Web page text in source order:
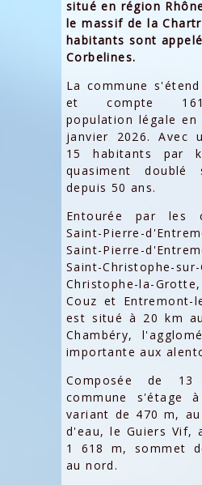
situé en région
le massif de la
habitants sont
Corbelines.
La commune
et compte
population légale
janvier 2026. Avec
15 habitants par
quasiment doublé
depuis 50 ans.
Entourée par les
Saint-Pierre-
Saint-Pierre-
Saint-Christophe-
Christophe-la-
Couz et Entremont-
est situé à 20 km
Chambéry,
importante aux
Composée de 13
commune s'étage
variant de 470 m,
d'eau, le Guiers Vif,
1 618 m, sommet
au nord.